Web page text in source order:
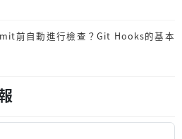
前自動進行檢查？Git Hooks的基本